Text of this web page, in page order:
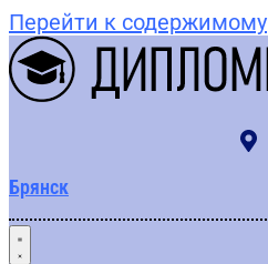
Перейти к содержимому
Брянск